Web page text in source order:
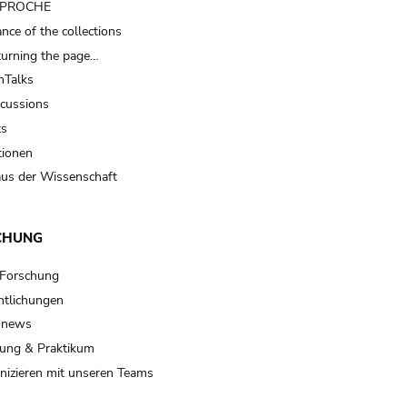
of the collections
the page…
der Wissenschaft
& Praktikum
mit unseren Teams